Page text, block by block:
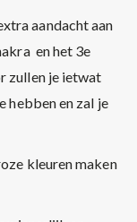
aandacht aan
en het 3e
zullen je ietwat
hebben en zal je
kleuren maken